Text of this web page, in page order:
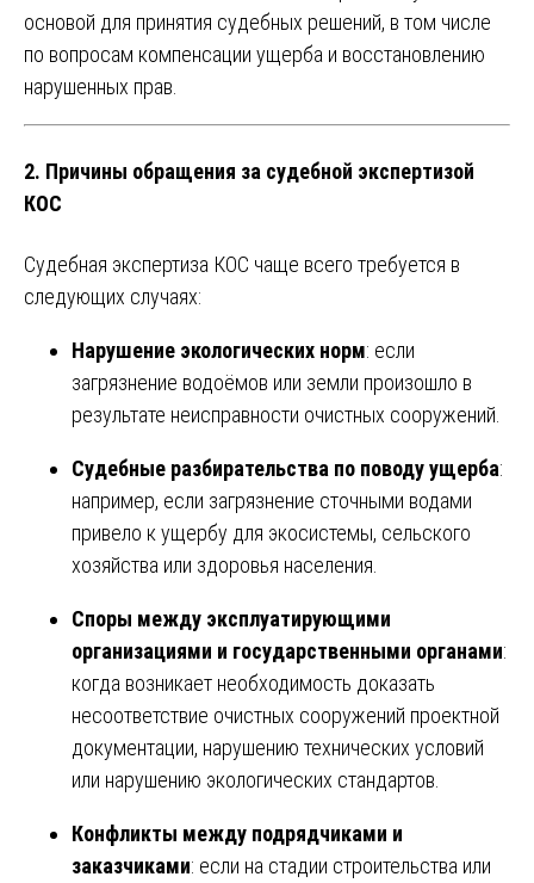
основой для принятия судебных решений, в том числе
по вопросам компенсации ущерба и восстановлению
нарушенных прав.
2. Причины обращения за судебной экспертизой
КОС
Судебная экспертиза КОС чаще всего требуется в
следующих случаях:
Нарушение экологических норм: если
загрязнение водоёмов или земли произошло в
результате неисправности очистных сооружений.
Судебные разбирательства по поводу ущерба:
например, если загрязнение сточными водами
привело к ущербу для экосистемы, сельского
хозяйства или здоровья населения.
Споры между эксплуатирующими
организациями и государственными органами:
когда возникает необходимость доказать
несоответствие очистных сооружений проектной
документации, нарушению технических условий
или нарушению экологических стандартов.
Конфликты между подрядчиками и
заказчиками: если на стадии строительства или